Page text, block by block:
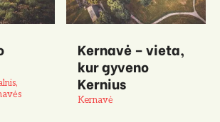
Kernavė – vieta,
kur gyveno
Kernius
Kernavė